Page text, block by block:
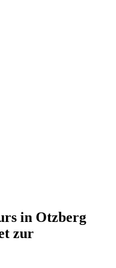
in Otzberg
zur